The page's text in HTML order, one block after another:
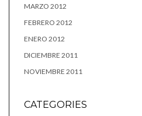
MARZO 2012
FEBRERO 2012
ENERO 2012
DICIEMBRE 2011
NOVIEMBRE 2011
CATEGORIES